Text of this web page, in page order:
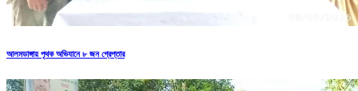
আলমডাঙ্গায় পৃথক অভিযানে ৮ জন গ্রেপ্তার